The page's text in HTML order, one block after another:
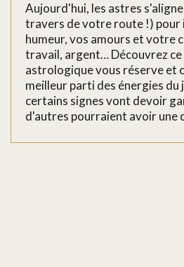
Aujourd'hui, les astres
travers de votre route !)
humeur, vos amours et votre
travail, argent… Découvrez
astrologique vous réserve et
meilleur parti des énergies du
certains signes vont devoir
d'autres pourraient avoir une